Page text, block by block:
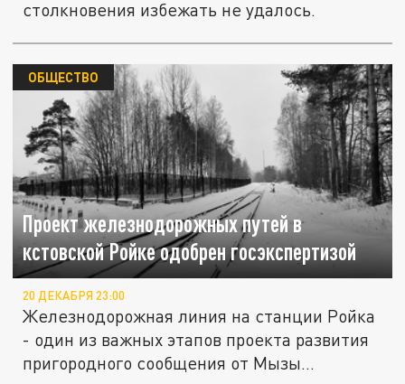
столкновения избежать не удалось.
Проект железнодорожных путей в
кстовской Ройке одобрен госэкспертизой
ОБЩЕСТВО
20 ДЕКАБРЯ 23:00
Железнодорожная линия на станции Ройка
- один из важных этапов проекта развития
пригородного сообщения от Мызы...